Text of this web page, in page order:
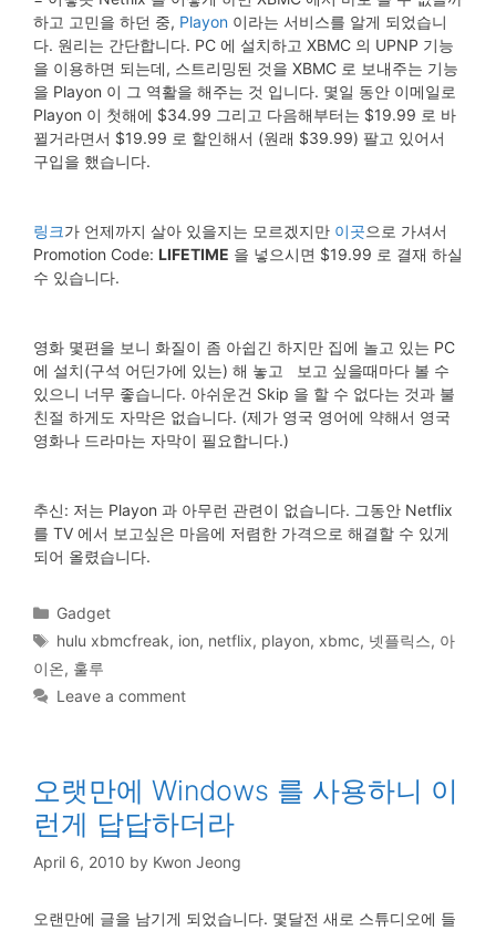
하고 고민을 하던 중, Playon 이라는 서비스를 알게 되었습니
다. 원리는 간단합니다. PC 에 설치하고 XBMC 의 UPNP 기능
을 이용하면 되는데, 스트리밍된 것을 XBMC 로 보내주는 기능
을 Playon 이 그 역활을 해주는 것 입니다. 몇일 동안 이메일로
Playon 이 첫해에 $34.99 그리고 다음해부터는 $19.99 로 바
뀔거라면서 $19.99 로 할인해서 (원래 $39.99) 팔고 있어서
구입을 했습니다.
링크가 언제까지 살아 있을지는 모르겠지만 이곳으로 가셔서
Promotion Code: LIFETIME 을 넣으시면 $19.99 로 결재 하실
수 있습니다.
영화 몇편을 보니 화질이 좀 아쉽긴 하지만 집에 놀고 있는 PC
에 설치(구석 어딘가에 있는) 해 놓고 보고 싶을때마다 볼 수
있으니 너무 좋습니다. 아쉬운건 Skip 을 할 수 없다는 것과 불
친절 하게도 자막은 없습니다. (제가 영국 영어에 약해서 영국
영화나 드라마는 자막이 필요합니다.)
추신: 저는 Playon 과 아무런 관련이 없습니다. 그동안 Netflix
를 TV 에서 보고싶은 마음에 저렴한 가격으로 해결할 수 있게
되어 올렸습니다.
Categories
Gadget
Tags
hulu xbmcfreak, ion, netflix, playon, xbmc, 넷플릭스, 아
이온, 훌루
Leave a comment
오랫만에 Windows 를 사용하니 이
런게 답답하더라
April 6, 2010 by Kwon Jeong
오랜만에 글을 남기게 되었습니다. 몇달전 새로 스튜디오에 들